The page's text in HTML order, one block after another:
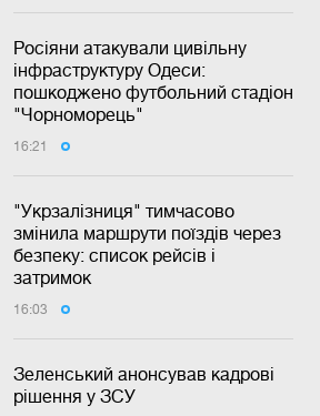
Росіяни атакували цивільну
інфраструктуру Одеси:
пошкоджено футбольний стадіон
"Чорноморець"
16:21
"Укрзалізниця" тимчасово
змінила маршрути поїздів через
безпеку: список рейсів і
затримок
16:03
Зеленський анонсував кадрові
рішення у ЗСУ